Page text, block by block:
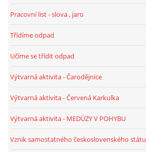
PORTFÓLIO DÍTĚTE
MOTIVAČNÍ CITÁTY PRO UČITELE
POKUSY
POZITIVNÍ AFIRMACE PRO DĚTI
PSYCHOHYGIENA PRO UČITELKY
Pracovní list - slova , jaro
Třídíme odpad
Učíme se třídit odpad
Výtvarná aktivita - Čarodějnice
Výtvarná aktivita - Červená Karkulka
Výtvarná aktivita - MEDÚZY V POHYBU
Vznik samostatného československého státu